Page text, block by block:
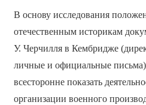
В основу исследования
отечественным историкам
У. Черчилля в Кембридже
личные и официальные
всесторонне показать
организации военного